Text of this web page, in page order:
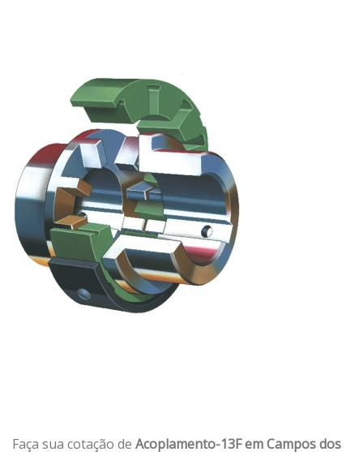
Faça sua cotação de Acoplamento-13F em Campos dos